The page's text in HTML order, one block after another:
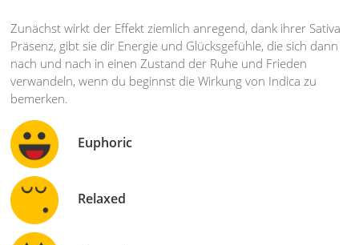
Zunächst wirkt der Effekt ziemlich anregend, dank ihrer Sativa
Präsenz, gibt sie dir Energie und Glücksgefühle, die sich dann
nach und nach in einen Zustand der Ruhe und Frieden
verwandeln, wenn du beginnst die Wirkung von Indica zu
bemerken.
Euphoric
Relaxed